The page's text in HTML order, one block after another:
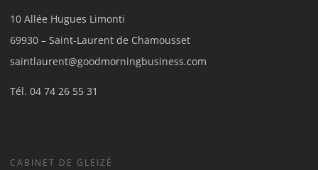
10 Allée Hugues Limonti
69930 – Saint-Laurent de Chamousset
saintlaurent@goodmorningbusiness.com
Tél.04 74 26 55 31
CABINET DE GLEIZÉ